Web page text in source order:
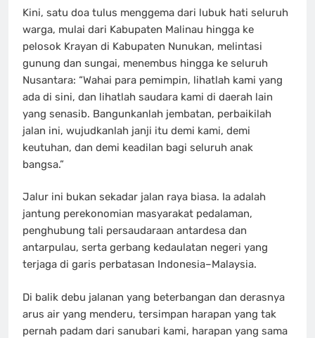
Kini, satu doa tulus menggema dari lubuk hati seluruh
warga, mulai dari Kabupaten Malinau hingga ke
pelosok Krayan di Kabupaten Nunukan, melintasi
gunung dan sungai, menembus hingga ke seluruh
Nusantara: “Wahai para pemimpin, lihatlah kami yang
ada di sini, dan lihatlah saudara kami di daerah lain
yang senasib. Bangunkanlah jembatan, perbaikilah
jalan ini, wujudkanlah janji itu demi kami, demi
keutuhan, dan demi keadilan bagi seluruh anak
bangsa.”
Jalur ini bukan sekadar jalan raya biasa. Ia adalah
jantung perekonomian masyarakat pedalaman,
penghubung tali persaudaraan antardesa dan
antarpulau, serta gerbang kedaulatan negeri yang
terjaga di garis perbatasan Indonesia–Malaysia.
Di balik debu jalanan yang beterbangan dan derasnya
arus air yang menderu, tersimpan harapan yang tak
pernah padam dari sanubari kami, harapan yang sama